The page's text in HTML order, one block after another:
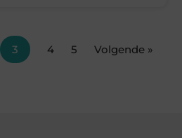
3 4 5 Volgende »